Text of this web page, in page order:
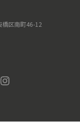
区南町46-12
Instagram